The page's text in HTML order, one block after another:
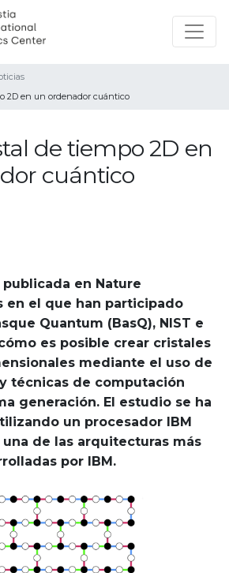
2D en un ordenador cuántico
de tiempo 2D en
cuántico
en Nature
en el que han participado
Quantum (BasQ), NIST e
es posible crear cristales
mediante el uso de
técnicas de computación
generación. El estudio se ha
un procesador IBM
de las arquitecturas más
por IBM.